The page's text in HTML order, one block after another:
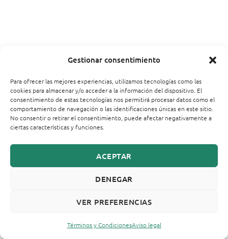
Gestionar consentimiento
Para ofrecer las mejores experiencias, utilizamos tecnologías como las
cookies para almacenar y/o acceder a la información del dispositivo. El
consentimiento de estas tecnologías nos permitirá procesar datos como el
comportamiento de navegación o las identificaciones únicas en este sitio.
No consentir o retirar el consentimiento, puede afectar negativamente a
ciertas características y funciones.
ACEPTAR
DENEGAR
VER PREFERENCIAS
Términos y CondicionesAviso legal